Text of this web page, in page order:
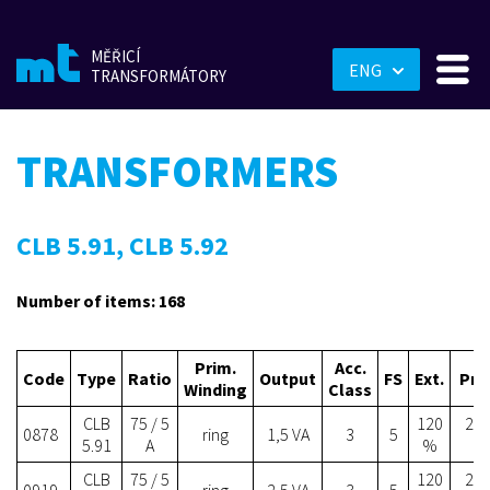
MĚŘICÍ
TRANSFORMÁTORY
ENG
TRANSFORMERS
CLB 5.91, CLB 5.92
Number of items: 168
Code Type Ratio
Prim.
Winding
Output
Acc.
Class
FS Ext.
0878
CLB
5.91
75 / 5
A
ring 1,5 VA 3 5
120
%
CLB
75 / 5
120